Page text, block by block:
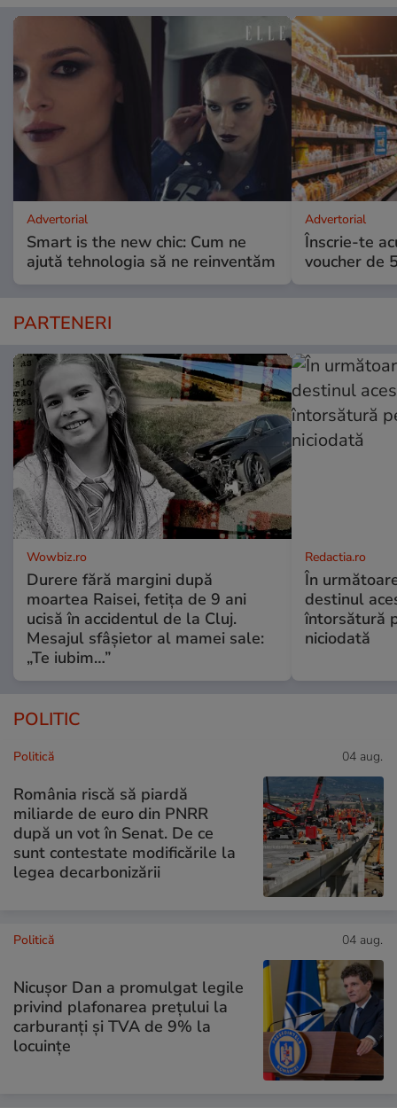
Advertorial
Smart is the new chic: Cum ne
ajută tehnologia să ne reinventăm
Advertorial
Înscrie-te
voucher de
PARTENERI
Wowbiz.ro
Durere fără margini după
moartea Raisei, fetița de 9 ani
ucisă în accidentul de la Cluj.
Mesajul sfâșietor al mamei sale:
„Te iubim…”
Redactia.ro
În
destinul
întorsătură
niciodată
POLITIC
Politică 04 aug.
România riscă să piardă
miliarde de euro din PNRR
după un vot în Senat. De ce
sunt contestate modificările la
legea decarbonizării
Politică 04 aug.
Nicușor Dan a promulgat legile
privind plafonarea prețului la
carburanți și TVA de 9% la
locuințe